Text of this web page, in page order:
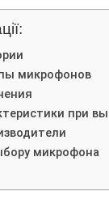
микрофонов
при
микрофона